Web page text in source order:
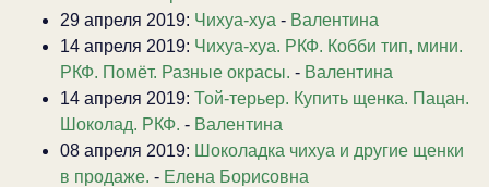
29 апреля 2019: Чихуа-хуа - Валентина
14 апреля 2019: Чихуа-хуа. РКФ. Кобби тип, мини.
РКФ. Помёт. Разные окрасы. - Валентина
14 апреля 2019: Той-терьер. Купить щенка. Пацан.
Шоколад. РКФ. - Валентина
08 апреля 2019: Шоколадка чихуа и другие щенки
в продаже. - Елена Борисовна